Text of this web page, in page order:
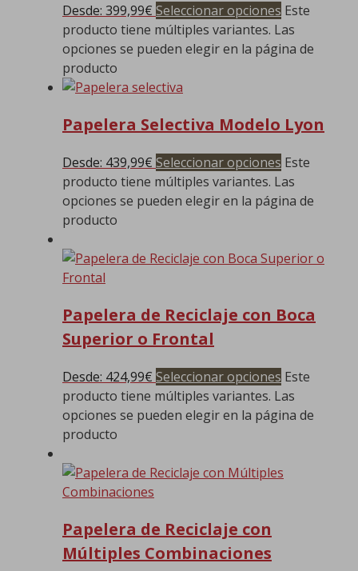
Desde: 399,99€ Seleccionar opciones Este
producto tiene múltiples variantes. Las
opciones se pueden elegir en la página de
producto
Papelera Selectiva Modelo Lyon
Desde: 439,99€ Seleccionar opciones Este
producto tiene múltiples variantes. Las
opciones se pueden elegir en la página de
producto
Papelera de Reciclaje con Boca
Superior o Frontal
Desde: 424,99€ Seleccionar opciones Este
producto tiene múltiples variantes. Las
opciones se pueden elegir en la página de
producto
Papelera de Reciclaje con
Múltiples Combinaciones